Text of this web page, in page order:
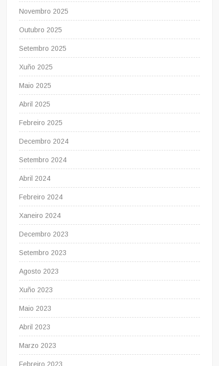
Novembro 2025
Outubro 2025
Setembro 2025
Xuño 2025
Maio 2025
Abril 2025
Febreiro 2025
Decembro 2024
Setembro 2024
Abril 2024
Febreiro 2024
Xaneiro 2024
Decembro 2023
Setembro 2023
Agosto 2023
Xuño 2023
Maio 2023
Abril 2023
Marzo 2023
Febreiro 2023